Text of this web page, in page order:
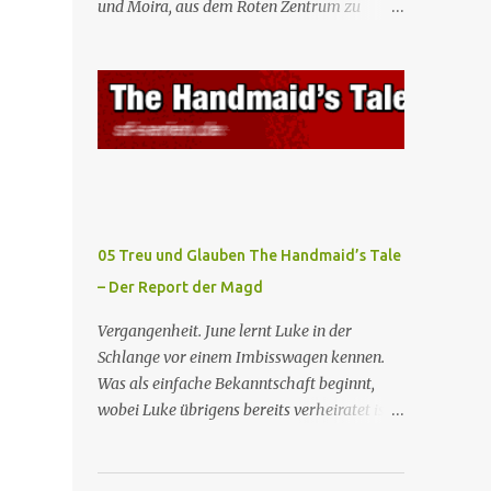
Mägde werden zum Staatsbankett mit der
Serena stolz die „Kinder von Gilead”
vorstellt. June nutzt die Gelegenheit, mit
Castillo unter vier Augen zu sprechen, ...
und Moira, aus dem Roten Zentrum zu
bringen wird, kann jedoch June nicht retten,
die von den Wachen gefangen genommen
und zurück ins Rote Zentrum gebracht wird,
entdeckt im Kleiderschrank die Inschrift
wahrscheinlich von der Magd Difred
hinterlassen wurde, die vor ihr dort war. In
Erwartung der Zeremonie bringt Serena
June zum Gynäkologen, der sich bereit
erklärt, sie zu schwängern, da Fred
verantwortlich gemacht würde. June lehnt
05 Treu und Glauben The Handmaid’s Tale
– Der Report der Magd
Vergangenheit. June lernt Luke in der
Schlange vor einem Imbisswagen kennen.
Was als einfache Bekanntschaft beginnt,
wobei Luke übrigens bereits verheiratet ist,